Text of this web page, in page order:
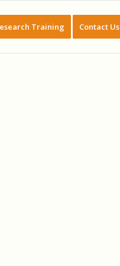
Training Contact Us